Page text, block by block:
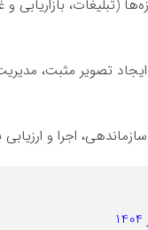
(تبلیغات، بازاریابی و
تصویر مثبت،
اجرا و ارزیابی